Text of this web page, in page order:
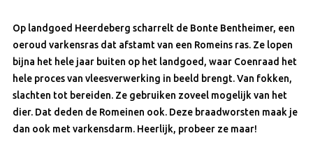
Op landgoed Heerdeberg scharrelt de Bonte Bentheimer, een
oeroud varkensras dat afstamt van een Romeins ras. Ze lopen
bijna het hele jaar buiten op het landgoed, waar Coenraad het
hele proces van vleesverwerking in beeld brengt. Van fokken,
slachten tot bereiden. Ze gebruiken zoveel mogelijk van het
dier. Dat deden de Romeinen ook. Deze braadworsten maak je
dan ook met varkensdarm. Heerlijk, probeer ze maar!